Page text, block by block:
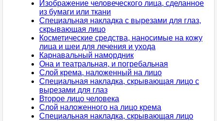
Изображение человеческого лица, сделанное
из бумаги или ткани
Специальная накладка с вырезами для глаз,
скрывающая лицо
Косметические средства, наносимые на кожу
лица и шеи для лечения и ухода
Карнавальный намордник
Она и театральная, и погребальная
Слой крема, наложенный на лицо
Специальная накладка, скрывающая лицо с
вырезами для глаз
Второе лицо человека
Слой наложенного на лицо крема
Специальная накладка, скрывающая лицо